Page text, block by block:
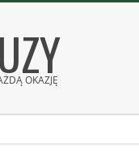
OKAZJĘ